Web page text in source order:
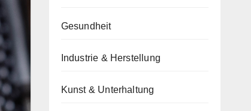
Gesundheit
Industrie & Herstellung
Kunst & Unterhaltung